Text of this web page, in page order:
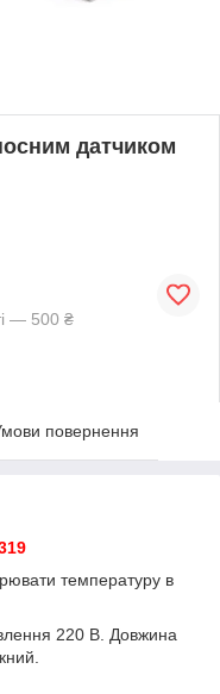
датчиком
— 500 ₴
повернення
температуру в
220 В. Довжина